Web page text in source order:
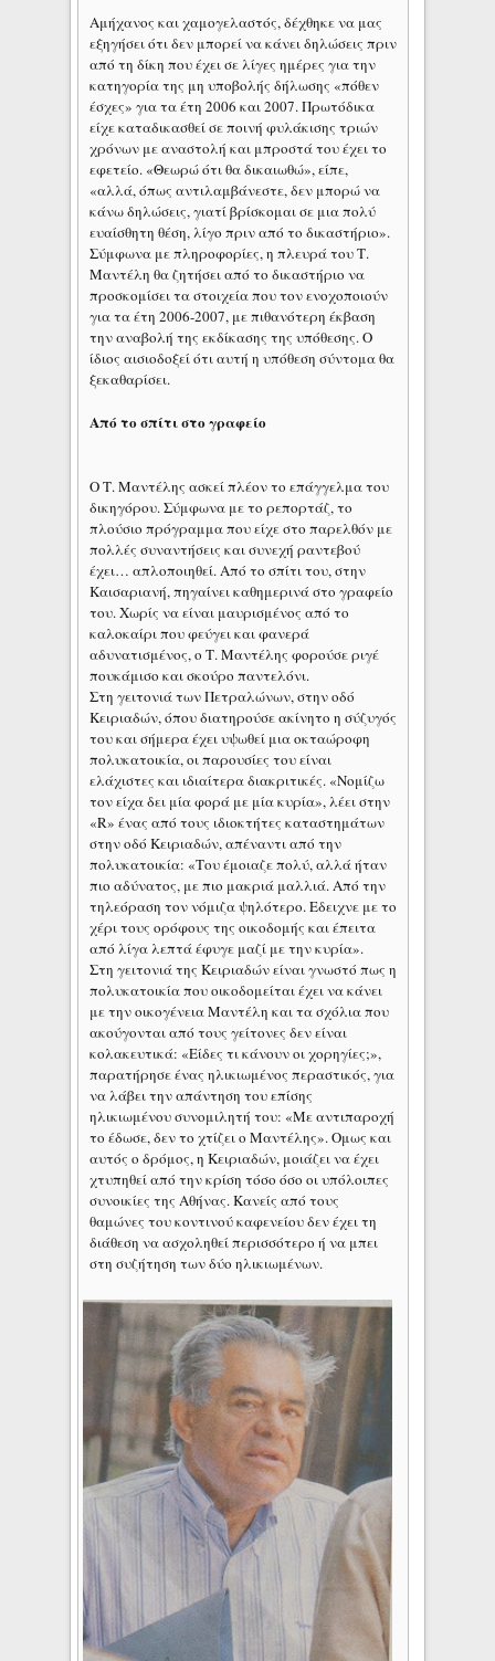
Αμήχανος και χαμογελαστός, δέχθηκε να μας
εξηγήσει ότι δεν μπορεί να κάνει δηλώσεις πριν
από τη δίκη που έχει σε λίγες ημέρες για την
κατηγορία της μη υποβολής δήλωσης «πόθεν
έσχες» για τα έτη 2006 και 2007. Πρωτόδικα
είχε καταδικασθεί σε ποινή φυλάκισης τριών
χρόνων με αναστολή και μπροστά του έχει το
εφετείο. «Θεωρώ ότι θα δικαιωθώ», είπε,
«αλλά, όπως αντιλαμβάνεστε, δεν μπορώ να
κάνω δηλώσεις, γιατί βρίσκομαι σε μια πολύ
ευαίσθητη θέση, λίγο πριν από το δικαστήριο».
Σύμφωνα με πληροφορίες, η πλευρά του Τ.
Μαντέλη θα ζητήσει από το δικαστήριο να
προσκομίσει τα στοιχεία που τον ενοχοποιούν
για τα έτη 2006-2007, με πιθανότερη έκβαση
την αναβολή της εκδίκασης της υπόθεσης. Ο
ίδιος αισιοδοξεί ότι αυτή η υπόθεση σύντομα θα
ξεκαθαρίσει.
Από το σπίτι στο γραφείο
Ο Τ. Μαντέλης ασκεί πλέον το επάγγελμα του
δικηγόρου. Σύμφωνα με το ρεπορτάζ, το
πλούσιο πρόγραμμα που είχε στο παρελθόν με
πολλές συναντήσεις και συνεχή ραντεβού
έχει… απλοποιηθεί. Από το σπίτι του, στην
Καισαριανή, πηγαίνει καθημερινά στο γραφείο
του. Χωρίς να είναι μαυρισμένος από το
καλοκαίρι που φεύγει και φανερά
αδυνατισμένος, ο Τ. Μαντέλης φορούσε ριγέ
πουκάμισο και σκούρο παντελόνι.
Στη γειτονιά των Πετραλώνων, στην οδό
Κειριαδών, όπου διατηρούσε ακίνητο η σύζυγός
του και σήμερα έχει υψωθεί μια οκταώροφη
πολυκατοικία, οι παρουσίες του είναι
ελάχιστες και ιδιαίτερα διακριτικές. «Νομίζω
τον είχα δει μία φορά με μία κυρία», λέει στην
«R» ένας από τους ιδιοκτήτες καταστημάτων
στην οδό Κειριαδών, απέναντι από την
πολυκατοικία: «Του έμοιαζε πολύ, αλλά ήταν
πιο αδύνατος, με πιο μακριά μαλλιά. Από την
τηλεόραση τον νόμιζα ψηλότερο. Εδειχνε με το
χέρι τους ορόφους της οικοδομής και έπειτα
από λίγα λεπτά έφυγε μαζί με την κυρία».
Στη γειτονιά της Κειριαδών είναι γνωστό πως η
πολυκατοικία που οικοδομείται έχει να κάνει
με την οικογένεια Μαντέλη και τα σχόλια που
ακούγονται από τους γείτονες δεν είναι
κολακευτικά: «Είδες τι κάνουν οι χορηγίες;»,
παρατήρησε ένας ηλικιωμένος περαστικός, για
να λάβει την απάντηση του επίσης
ηλικιωμένου συνομιλητή του: «Με αντιπαροχή
το έδωσε, δεν το χτίζει ο Μαντέλης». Ομως και
αυτός ο δρόμος, η Κειριαδών, μοιάζει να έχει
χτυπηθεί από την κρίση τόσο όσο οι υπόλοιπες
συνοικίες της Αθήνας. Κανείς από τους
θαμώνες του κοντινού καφενείου δεν έχει τη
διάθεση να ασχοληθεί περισσότερο ή να μπει
στη συζήτηση των δύο ηλικιωμένων.